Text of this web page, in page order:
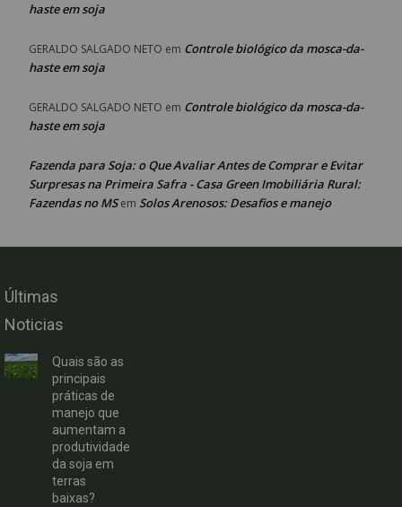
haste em soja
GERALDO SALGADO NETO em Controle biológico da mosca-da-
haste em soja
GERALDO SALGADO NETO em Controle biológico da mosca-da-
haste em soja
Fazenda para Soja: o Que Avaliar Antes de Comprar e Evitar
Surpresas na Primeira Safra - Casa Green Imobiliária Rural:
Fazendas no MSem Solos Arenosos: Desafios e manejo
Últimas
Noticias
Quais são as
principais
práticas de
manejo que
aumentam a
produtividade
da soja em
terras
baixas?